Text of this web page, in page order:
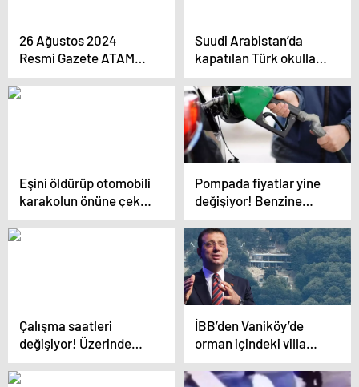
26 Ağustos 2024
Resmi Gazete ATAMA
KARARLARI! Bugünün
kararları neler? 26
Suudi Arabistan’da
kapatılan Türk okulları
yeniden açılıyor
Eşini öldürüp otomobili
karakolun önüne çekti!
İşte kan donduran
cinayet sonrası cani
Pompada fiyatlar yine
değişiyor! Benzine
yapılacak indirim araç
sahiplerinin yüzünü
güldürecek
Çalışma saatleri
değişiyor! Üzerinde
durulan 4 formül
Erdoğan’ın önüne
İBB’den Vaniköy’de
orman içindeki villa
inşaatıyla ilgili
açıklama: 16